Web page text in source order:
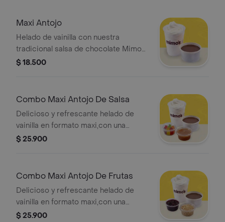
Maxi Antojo
Helado de vainilla con nuestra
tradicional salsa de chocolate Mimos,
ideal para los amantes del buen
$ 18.500
Combo Maxi Antojo De Salsa
Delicioso y refrescante helado de
vainilla en formato maxi,con una
exquisita capa de salsa.
$ 25.900
Combo Maxi Antojo De Frutas
Delicioso y refrescante helado de
vainilla en formato maxi,con una
exquisita capa de fruta.
$ 25.900